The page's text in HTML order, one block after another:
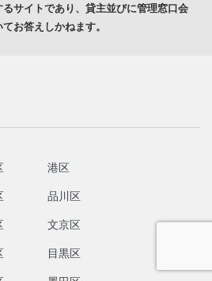
サイトであり、貸主並びに管理窓口会
お答えしかねます。
港区
品川区
文京区
目黒区